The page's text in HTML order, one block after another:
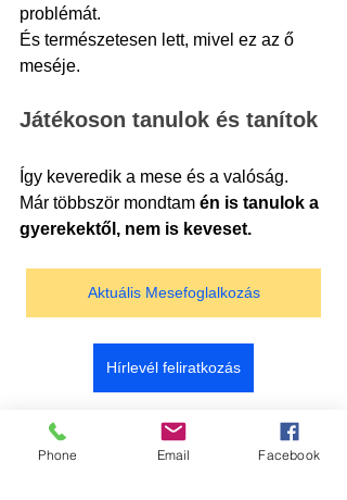
problémát.
És természetesen lett, mivel ez az ő
meséje.
Játékoson tanulok és tanítok
Így keveredik a mese és a valóság.
Már többször mondtam én is tanulok a
gyerekektől, nem is keveset.
Aktuális Mesefoglalkozás
Hírlevél feliratkozás
beszélgetés aktív részvétel
kérdezés
Kreativitás
Phone Email Facebook